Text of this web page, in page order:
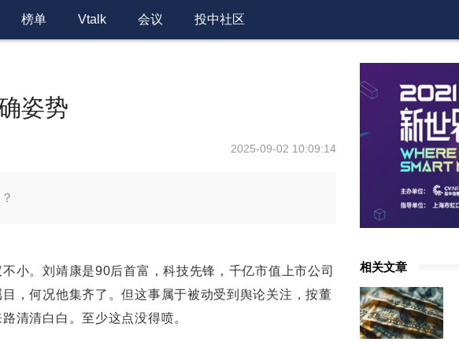
榜单 Vtalk 会议 投中社区
姿势
2025-09-02 10:09:14
小。刘靖康是90后首富，科技先锋，千亿市值上市公司
，何况他集齐了。但这事属于被动受到舆论关注，按董
清清白白。至少这点没得喷。
相关文章